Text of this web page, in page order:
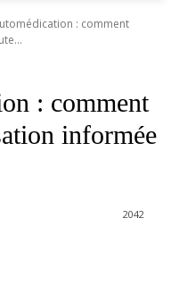
: comment
: comment
informée
2042